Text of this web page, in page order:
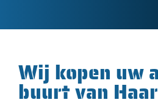
Wij kopen uw
buurt van